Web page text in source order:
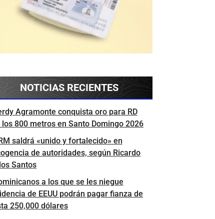
NOTICIAS RECIENTES
Agramonte conquista oro para RD
los 800 metros en Santo Domingo 2026
saldrá «unido y fortalecido» en
de autoridades, según Ricardo
Santos
a los que se les niegue
de EEUU podrán pagar fianza de
250,000 dólares